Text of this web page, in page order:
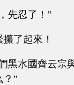
先忍了！”
了起來！
黑水國齊云宗
？”